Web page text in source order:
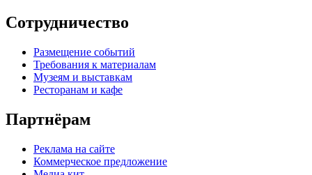
Сотрудничество
Размещение событий
Требования к материалам
Музеям и выставкам
Ресторанам и кафе
Партнёрам
Реклама на сайте
Коммерческое предложение